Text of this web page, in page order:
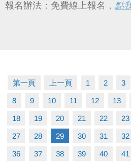
報名辦法：免費線上報名， 點
活動對象：一般民眾，#必須
課程流程：
紹、基本救生）
10:00~12:00（水中防溺
技能、基本救生）
第一頁 上一頁 1 2 3
8 9 10 11 12 13
18 19 20 21 22 23
27 28 29 30 31 32
36 37 38 39 40 41